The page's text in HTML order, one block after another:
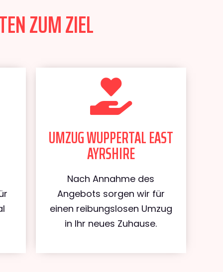
ZUM ZIEL
UMZUG WUPPERTAL EAST
AYRSHIRE
Nach Annahme des
Angebots sorgen wir für
einen reibungslosen Umzug
in Ihr neues Zuhause.